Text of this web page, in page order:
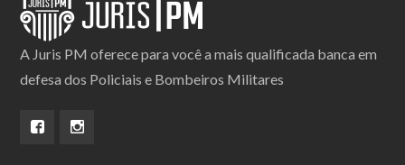
A Juris PM oferece para você a mais qualificada banca em
defesa dos Policiais e Bombeiros Militares